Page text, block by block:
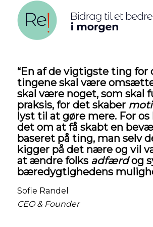
“En af de vigtigste ting for
tingene skal være
skal være noget, som skal
praksis, for det skaber
lyst til at gøre mere. For os
det om at få skabt en
baseret på ting, man selv
kigger på det nære og vil
at ændre folks adfærdog
bæredygtighedens
Sofie Randel
CEO & Founder